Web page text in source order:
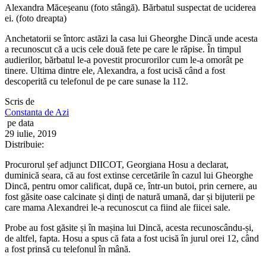
Alexandra Măceșeanu (foto stângă). Bărbatul suspectat de uciderea
ei. (foto dreapta)
Anchetatorii se întorc astăzi la casa lui Gheorghe Dincă unde acesta
a recunoscut că a ucis cele două fete pe care le răpise. În timpul
audierilor, bărbatul le-a povestit procurorilor cum le-a omorât pe
tinere. Ultima dintre ele, Alexandra, a fost ucisă când a fost
descoperită cu telefonul de pe care sunase la 112.
Scris de
Constanta de Azi
pe data
29 iulie, 2019
Distribuie:
Procurorul șef adjunct DIICOT, Georgiana Hosu a declarat,
duminică seara, că au fost extinse cercetările în cazul lui Gheorghe
Dincă, pentru omor calificat, după ce, într-un butoi, prin cernere, au
fost găsite oase calcinate și dinți de natură umană, dar și bijuterii pe
care mama Alexandrei le-a recunoscut ca fiind ale fiicei sale.
Probe au fost găsite și în mașina lui Dincă, acesta recunoscându-și,
de altfel, fapta. Hosu a spus că fata a fost ucisă în jurul orei 12, când
a fost prinsă cu telefonul în mână.